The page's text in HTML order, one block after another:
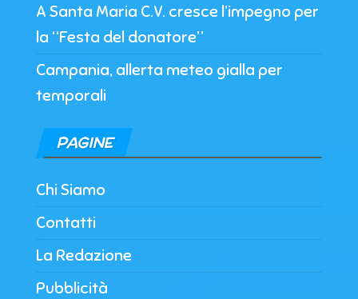
A Santa Maria C.V. cresce l’impegno per
la “Festa del donatore”
Campania, allerta meteo gialla per
temporali
PAGINE
Chi Siamo
Contatti
La Redazione
Pubblicità